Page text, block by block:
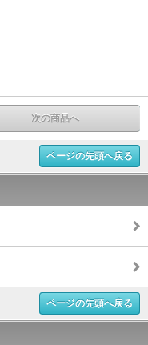
次の商品へ
ページの先頭へ戻る
ページの先頭へ戻る